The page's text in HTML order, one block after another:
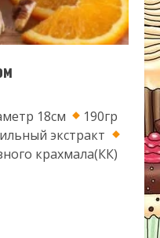
18см
190гр
экстракт
крахмала(КК)